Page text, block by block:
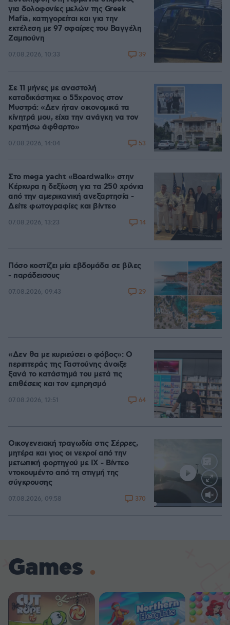
για δολοφονίες μελών της Greek
Mafia, κατηγορείται και για την
εκτέλεση με 97 σφαίρες του Βαγγέλη
Ζαμπούνη
07.08.2026, 10:33 39
Σε 11 μήνες με αναστολή
καταδικάστηκε ο 55χρονος στον
Μυστρά: «Δεν ήταν οικονομικά τα
κίνητρά μου, είχα την ανάγκη να τον
κρατήσω άφθαρτο»
07.08.2026, 14:04 53
Στο mega yacht «Boardwalk» στην
Κέρκυρα η δεξίωση για τα 250 χρόνια
από την αμερικανική ανεξαρτησία -
Δείτε φωτογραφίες και βίντεο
07.08.2026, 13:23 14
Πόσο κοστίζει μία εβδομάδα σε βίλες
- παράδεισους
07.08.2026, 09:43 29
«Δεν θα με κυριεύσει ο φόβος»: Ο
περιπτεράς της Γαστούνης άνοιξε
ξανά το κατάστημά του μετά τις
επιθέσεις και τον εμπρησμό
07.08.2026, 12:51 64
Loaded:
Οικογενειακή τραγωδία στις Σέρρες,
μητέρα και γιος οι νεκροί από την
μετωπική φορτηγού με ΙΧ - Βίντεο
ντοκουμέντο από τη στιγμή της
σύγκρουσης
07.08.2026, 09:58 370
Games